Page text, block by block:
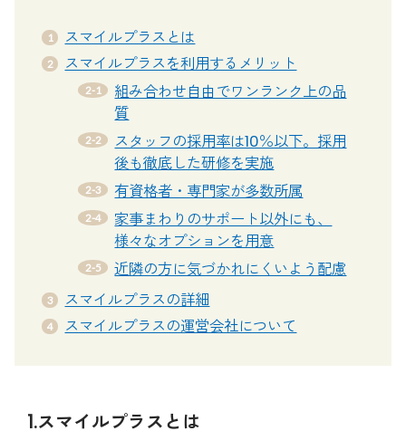
スマイルプラスとは
スマイルプラスを利用するメリット
組み合わせ自由でワンランク上の品
質
スタッフの採用率は10％以下。採用
後も徹底した研修を実施
有資格者・専門家が多数所属
家事まわりのサポート以外にも、
様々なオプションを用意
近隣の方に気づかれにくいよう配慮
スマイルプラスの詳細
スマイルプラスの運営会社について
1.スマイルプラスとは